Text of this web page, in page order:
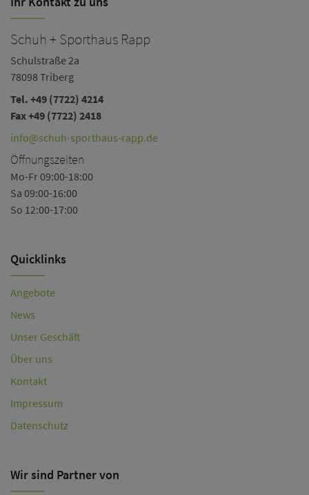
Schuh + Sporthaus Rapp
Schulstraße 2a
78098 Triberg
Tel. +49 (7722) 4214
Fax +49 (7722) 2418
info@schuh-sporthaus-rapp.de
Öffnungszeiten
Mo-Fr 09:00-18:00
Sa 09:00-16:00
So 12:00-17:00
Quicklinks
Angebote
News
Unser Geschäft
Über uns
Kontakt
Impressum
Datenschutz
Wir sind Partner von